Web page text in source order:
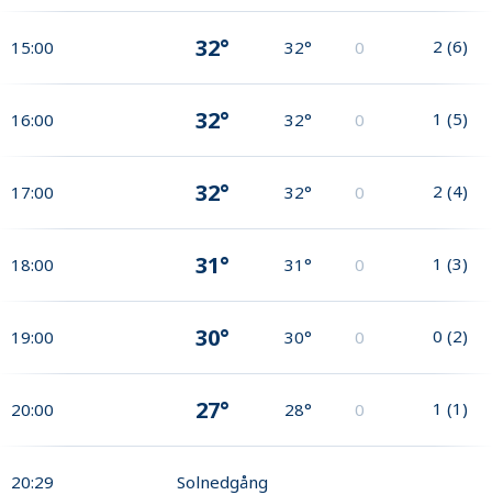
15:00 32° 32° 0 2 (6)
16:00 32° 32° 0 1 (5)
17:00 32° 32° 0 2 (4)
18:00 31° 31° 0 1 (3)
19:00 30° 30° 0 0 (2)
20:00 27° 28° 0 1 (1)
20:29 Solnedgång